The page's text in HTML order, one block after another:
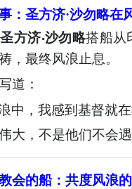
：圣方济·沙勿略在
圣方济·沙勿略搭船从
，最终风浪止息。
道：
中，我感到基督就
大，不是他们不会
会的船：共度风浪